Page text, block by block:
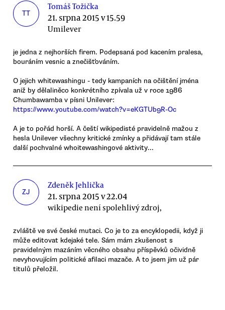
TT
Tomáš Tožička
21. srpna 2015 v 15.59
Umilever
je jedna z nejhorších firem. Podepsaná pod kacením pralesa,
bouráním vesnic a znečišťováním.
O jejich whitewashingu - tedy kampaních na očištění jména
aniž by dělaliněco konkrétního zpívala už v roce 1986
Chumbawamba v písni Unilever:
https://www.youtube.com/watch?v=eKGTUb9R-Oc
A je to pořád horší. A čeští wikipedisté pravidelně mažou z
hesla Unilever všechny kritické zmínky a přidávají tam stále
další pochvalné whoitewashingové aktivity...
ZJ
Zdeněk Jehlička
21. srpna 2015 v 22.04
wikipedie není spolehlivý zdroj,
zvláště ve své české mutaci. Co je to za encyklopedii, když ji
může editovat kdejaké tele. Sám mám zkušenost s
pravidelným mazáním věcného obsahu příspěvků očividně
nevyhovujícím politické afilaci mazače. A to jsem jim už pár
titulů přeložil.